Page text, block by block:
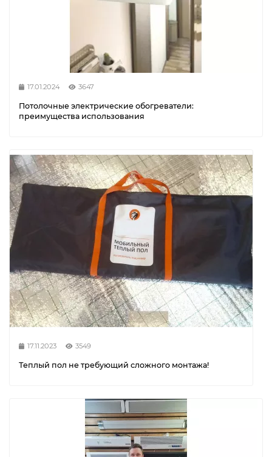
17.01.2024 3647
Потолочные электрические обогреватели:
преимущества использования
17.11.2023 3549
Теплый пол не требующий сложного монтажа!